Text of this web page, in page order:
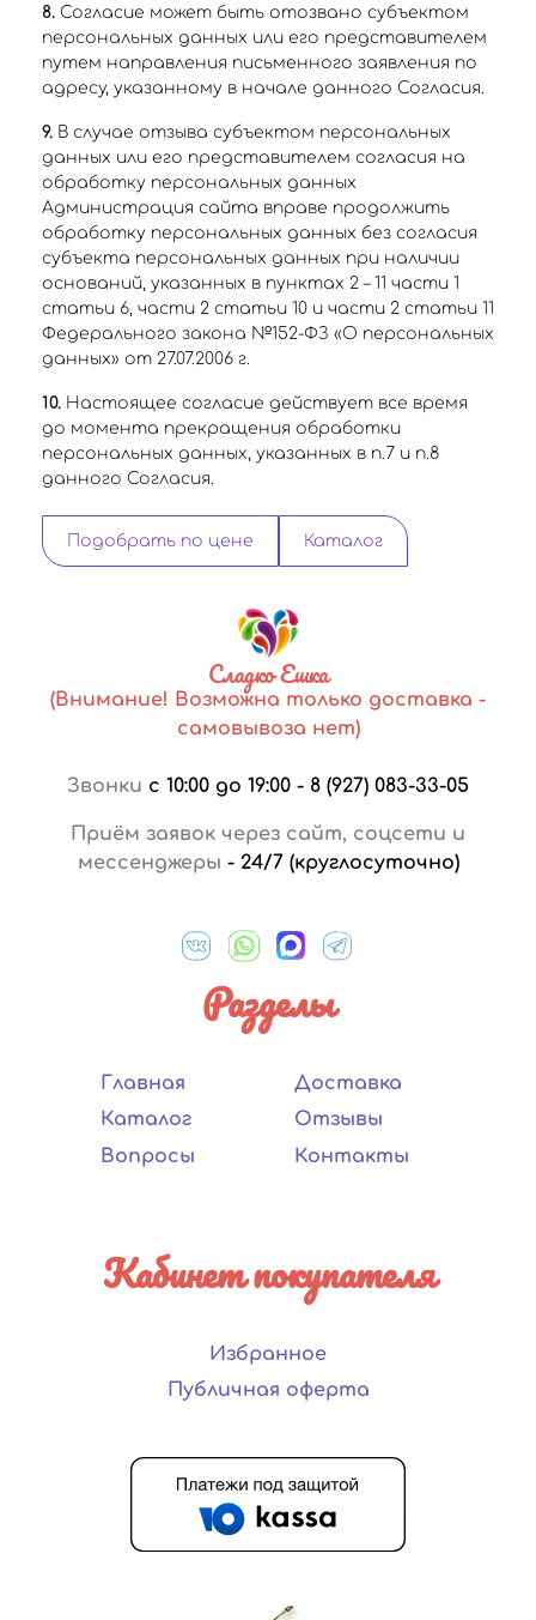
8. Согласие может быть отозвано субъектом
персональных данных или его представителем
путем направления письменного заявления по
адресу, указанному в начале данного Согласия.
9. В случае отзыва субъектом персональных
данных или его представителем согласия на
обработку персональных данных
Администрация сайта вправе продолжить
обработку персональных данных без согласия
субъекта персональных данных при наличии
оснований, указанных в пунктах 2 – 11 части 1
статьи 6, части 2 статьи 10 и части 2 статьи 11
Федерального закона №152-ФЗ «О персональных
данных» от 27.07.2006 г.
10. Настоящее согласие действует все время
до момента прекращения обработки
персональных данных, указанных в п.7 и п.8
данного Согласия.
Подобрать по цене Каталог
Сладко Ешка
(Внимание! Возможна только доставка -
самовывоза нет)
Звонки с 10:00 до 19:00 - 8 (927) 083-33-05
Приём заявок через сайт, соцсети и
мессенджеры - 24/7 (круглосуточно)
Разделы
Главная
Каталог
Вопросы
Доставка
Отзывы
Контакты
Кабинет покупателя
Избранное
Публичная оферта